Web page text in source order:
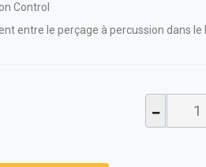
Control
entre le perçage à percussion dans le